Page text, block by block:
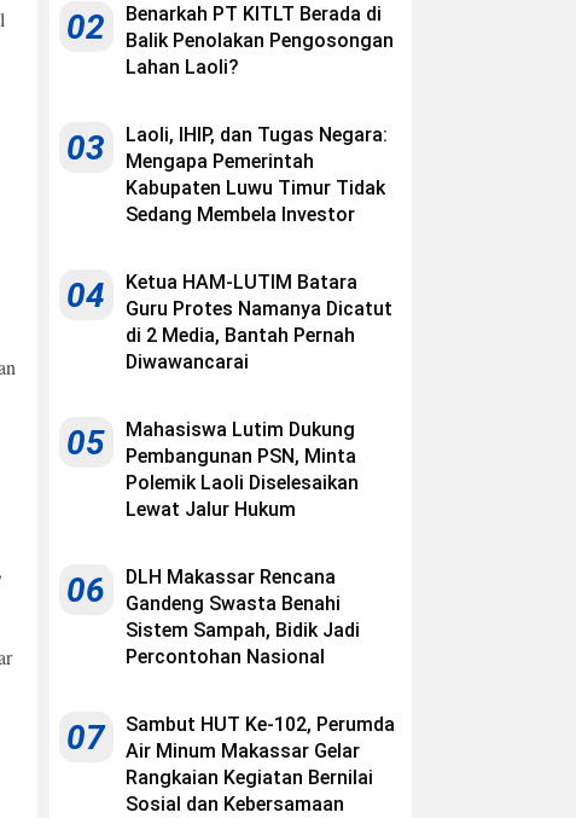
02
Benarkah PT KITLT Berada di
Balik Penolakan Pengosongan
Lahan Laoli?
03
Laoli, IHIP, dan Tugas Negara:
Mengapa Pemerintah
Kabupaten Luwu Timur Tidak
Sedang Membela Investor
04
Ketua HAM-LUTIM Batara
Guru Protes Namanya Dicatut
di 2 Media, Bantah Pernah
Diwawancarai
05
Mahasiswa Lutim Dukung
Pembangunan PSN, Minta
Polemik Laoli Diselesaikan
Lewat Jalur Hukum
06
DLH Makassar Rencana
Gandeng Swasta Benahi
Sistem Sampah, Bidik Jadi
Percontohan Nasional
07
Sambut HUT Ke-102, Perumda
Air Minum Makassar Gelar
Rangkaian Kegiatan Bernilai
Sosial dan Kebersamaan